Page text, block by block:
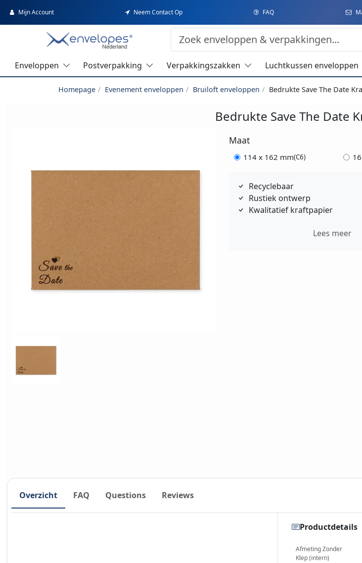
Mijn Account Neem Contact Op FAQ
Enveloppen Postverpakking Verpakkingszakken Luchtkussen enveloppen
Homepage Evenement enveloppen Bruiloft enveloppen Bedrukte Save The Date
Bedrukte Save The Date
Maat
114 x 162 mm(C6)
Recyclebaar
Rustiek ontwerp
Kwalitatief kraftpapier
Lees meer
Overzicht FAQ Questions Reviews
Productdetails
Afmeting Zonder
Klep (intern)